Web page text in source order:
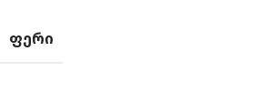
ᲤᲔᲠᲘ